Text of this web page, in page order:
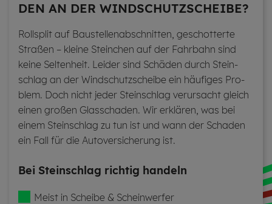
DEN AN DER WIND­SCHUTZ­SCHEI­BE?
Roll­split auf Bau­stel­len­ab­schnit­ten, ge­schot­ter­te
Stra­ßen – klei­ne Stein­chen auf der Fahr­bahn sind
keine Sel­ten­heit. Lei­der sind Schä­den durch Stein­
schlag an der Wind­schutz­schei­be ein häu­fi­ges Pro­
blem. Doch nicht jeder Stein­schlag ver­ur­sacht gleich
einen gro­ßen Glas­scha­den. Wir er­klä­ren, was bei
einem Stein­schlag zu tun ist und wann der Scha­den
ein Fall für die Au­to­ver­si­che­rung ist.
Bei Stein­schlag rich­tig han­deln
Meist in Schei­be & Schein­wer­fer